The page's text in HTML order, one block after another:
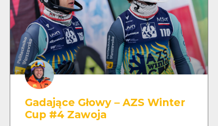
Gadające Głowy – AZS Winter
Cup #4 Zawoja